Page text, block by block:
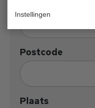
Instellingen
Adres
Postcode
Plaats